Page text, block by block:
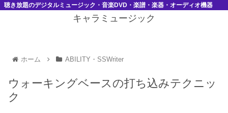
聴き放題のデジタルミュージック・音楽DVD・楽譜・楽器・オーディオ機器
キャラミュージック
ホーム ABILITY・SSWriter
ウォーキングベースの打ち込みテクニッ
ク